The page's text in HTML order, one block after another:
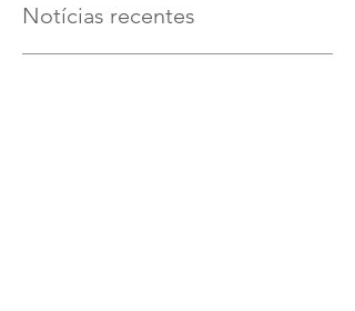
Notícias recentes